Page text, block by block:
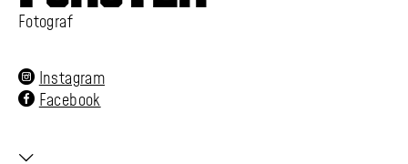
Fotograf
Instagram
Facebook